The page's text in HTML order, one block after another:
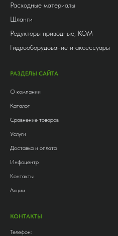
Расходные материалы
Шланги
Редукторы приводные, КОМ
Гидрооборудование и аксессуары
РАЗДЕЛЫ САЙТА
О компании
Каталог
Сравнение товаров
Услуги
Доставка и оплата
Инфоцентр
Контакты
Акции
КОНТАКТЫ
Телефон: